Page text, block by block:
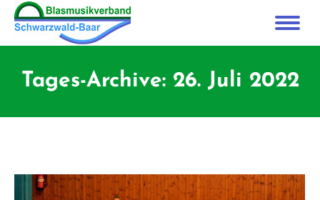
Tages-Archive: 26. Juli 2022